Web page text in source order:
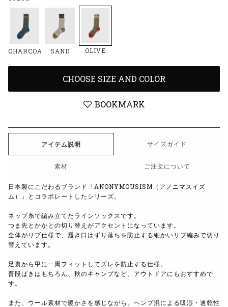
CHARCOAL SAND OLIVE
CHOOSE SIZE AND COLOR
BOOKMARK
アイテム説明 サイズガイド
素材 ご注文について
日本製にこだわるブランド「ANONYMOUSISM（アノニマスイズ
ム）」とコラボレートしたシリーズ。
ネップ糸で編み立てたラインソックスです。
つま先とかかとの切り替えがアクセントになっています。
全体がリブ仕様で、履き口はずり落ちを防止する細かいリブ編みで切り
替えています。
足裏から甲に一周フィットしてズレを防止する仕様。
普段ばきはもちろん、秋のキャンプなど、アウトドアにもおすすめで
す。
また、ウール素材で暖かさを感じながら、ヘンプ混による吸湿・速乾性